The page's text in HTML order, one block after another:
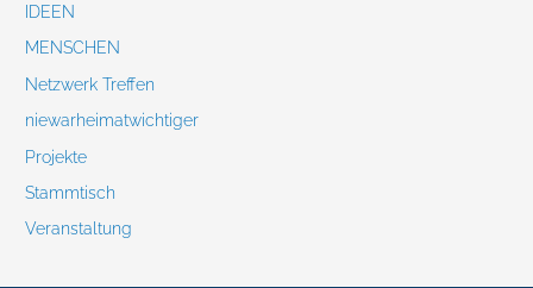
IDEEN
MENSCHEN
Netzwerk Treffen
niewarheimatwichtiger
Projekte
Stammtisch
Veranstaltung